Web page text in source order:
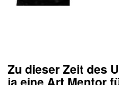
Zu dieser Zeit des